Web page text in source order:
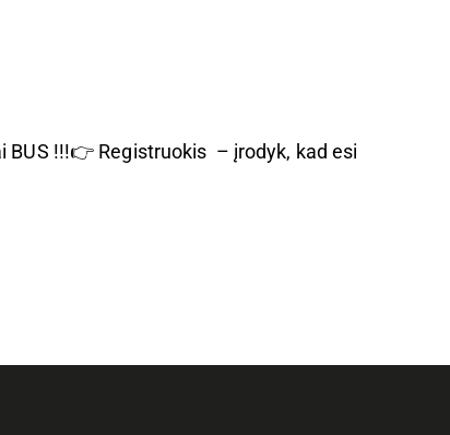
!!!👉 Registruokis – įrodyk, kad esi